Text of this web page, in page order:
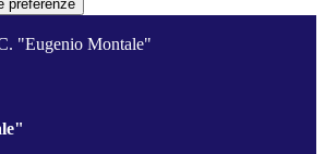
preferenze
"Eugenio Montale"